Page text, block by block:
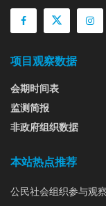
项目观察数据
会期时间表
监测简报
非政府组织数据
本站热点推荐
公民社会组织参与观